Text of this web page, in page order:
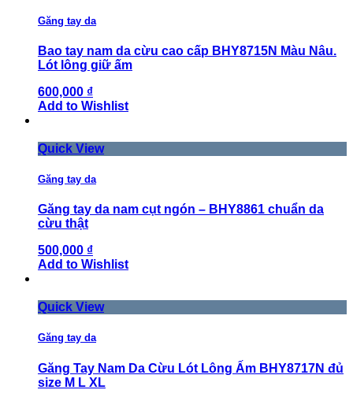
Găng tay da
Bao tay nam da cừu cao cấp BHY8715N Màu Nâu.
Lót lông giữ ấm
600,000 ₫
Add to Wishlist
Quick View
Găng tay da
Găng tay da nam cụt ngón – BHY8861 chuẩn da
cừu thật
500,000 ₫
Add to Wishlist
Quick View
Găng tay da
Găng Tay Nam Da Cừu Lót Lông Ấm BHY8717N đủ
size M L XL